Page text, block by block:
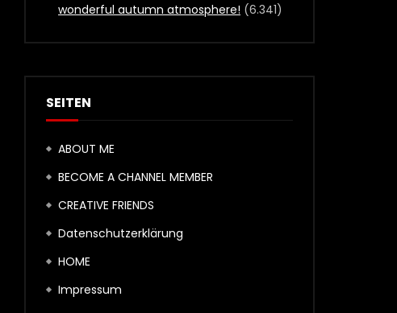
wonderful autumn atmosphere! (6.341)
SEITEN
ABOUT ME
BECOME A CHANNEL MEMBER
CREATIVE FRIENDS
Datenschutzerklärung
HOME
Impressum